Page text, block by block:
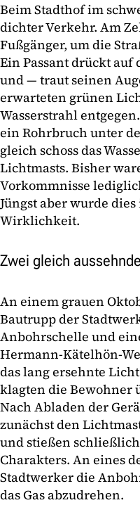
Beim Stadthof im
dichter Verkehr. Am
Fußgänger, um die
Ein Passant drückt auf
und — traut seinen
erwarteten grünen
Wasserstrahl
ein Rohrbruch unter
gleich schoss das
Lichtmasts. Bisher
Vorkommnisse
Jüngst aber wurde
Wirklichkeit.
Zwei gleich
An einem grauen
Bautrupp der
Anbohrschelle und
Hermann-Kätelhön-
das lang ersehnte
klagten die Bewohner
Nach Abladen der
zunächst den
und stießen
Charakters. An eines
Stadtwerker die
das Gas abzudrehen.